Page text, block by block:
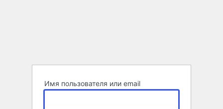
Имя пользователя или email